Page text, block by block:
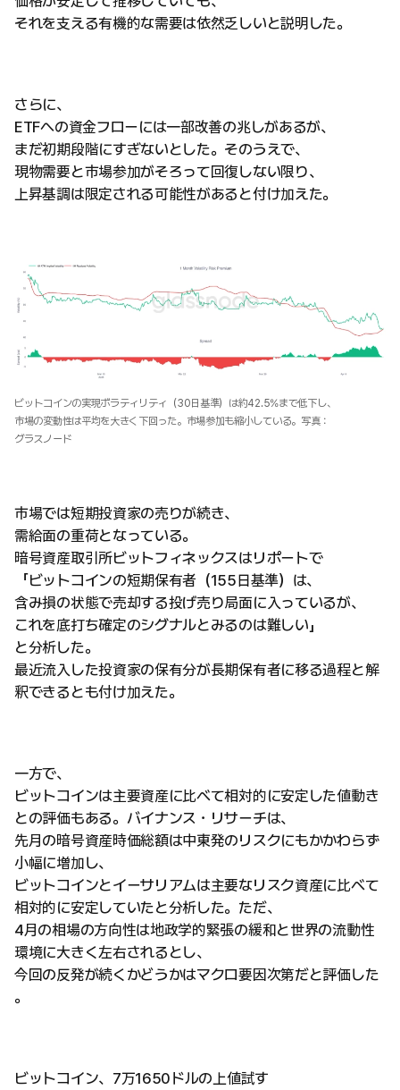
それを支える有機的な需要は依然乏しいと説明した。
さらに、
ETFへの資金フローには一部改善の兆しがあるが、
まだ初期段階にすぎないとした。そのうえで、
現物需要と市場参加がそろって回復しない限り、
上昇基調は限定される可能性があると付け加えた。
ビットコインの実現ボラティリティ（30日基準）は約42.5%まで低下し、
市場の変動性は平均を大きく下回った。市場参加も縮小している。写真：
グラスノード
市場では短期投資家の売りが続き、
需給面の重荷となっている。
暗号資産取引所ビットフィネックスはリポートで
「ビットコインの短期保有者（155日基準）は、
含み損の状態で売却する投げ売り局面に入っているが、
これを底打ち確定のシグナルとみるのは難しい」
と分析した。
最近流入した投資家の保有分が長期保有者に移る過程と解
釈できるとも付け加えた。
一方で、
ビットコインは主要資産に比べて相対的に安定した値動き
との評価もある。バイナンス・リサーチは、
先月の暗号資産時価総額は中東発のリスクにもかかわらず
小幅に増加し、
ビットコインとイーサリアムは主要なリスク資産に比べて
相対的に安定していたと分析した。ただ、
4月の相場の方向性は地政学的緊張の緩和と世界の流動性
環境に大きく左右されるとし、
今回の反発が続くかどうかはマクロ要因次第だと評価した
。
ビットコイン、7万1650ドルの上値試す